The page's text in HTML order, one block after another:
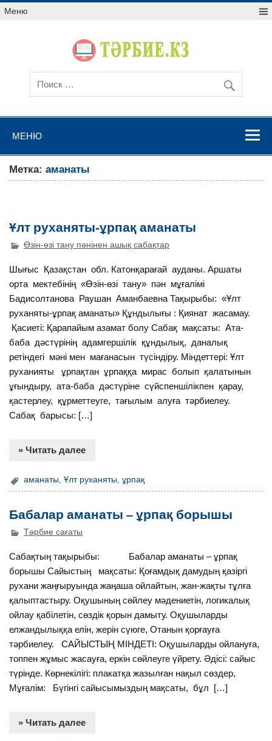
Меню
МЕНЮ
Метка:аманаты
Ұлт руханяты-ұрпақ аманаты
Өзін-өзі тану пәнінен ашық сабақтар
Шығыс Қазақстан обл. Катонқарағай ауданы. Аршаты
орта мектебінің «Өзін-өзі тану» пән мұғалімі
Бадисолтанова Раушан Аманбаевна Тақырыбы: «Ұлт
руханяты-ұрпақ аманаты» Құндылығы : Қиянат жасамау.
Қасиеті: Қарапайым азамат болу Сабақ мақсаты: Ата-
баба дәстүрінің адамгершілік құндылық, даналық
ретіндегі мәні мен мағанасын түсіндіру. Міндеттері: Ұлт
руханияты ұрпақтан ұрпаққа мирас болып қалатынын
ұғындыру, ата-баба дәстүріне сүйспеншілікпен қарау,
қастерлеу, құрметтеуге, тағылым алуға тәрбиелеу.
Сабақ барысы: […]
» Читать далее
аманаты,Ұлт руханяты,ұрпақ
Бабалар аманаты – ұрпақ борышы
Тәрбие сағаты
Сабақтың тақырыбы: Бабалар аманаты – ұрпақ
борышы Сайыстың мақсаты: Қоғамдық дамудың қазіргі
рухани жаңғыруында жаңаша ойлайтын, жан-жақты тұлға
қалыптастыру. Оқушының сөйлеу мәдениетін, логикалық
ойлау қабілетін, сөздік қорын дамыту. Оқушыларды
елжандылыққа елін, жерін сүюге, Отанын қорғауға
тәрбиелеу. САЙЫСТЫҢ МІНДЕТІ: Оқушыларды ойлануға,
топпен жұмыс жасауға, еркін сөйлеуге үйрету. Әдісі: сайыс
түрінде. Көрнекілігі: плакатқа жазылған нақыл сөздер,
Мұғалім: Бүгінгі сайысымыздың мақсаты, бұл […]
» Читать далее